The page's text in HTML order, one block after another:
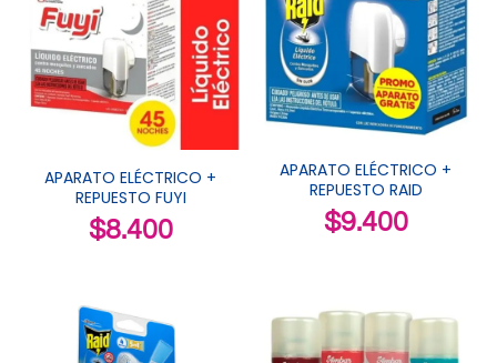
APARATO ELÉCTRICO +
REPUESTO FUYI
$8.400
APARATO ELÉCTRICO +
REPUESTO RAID
$9.400